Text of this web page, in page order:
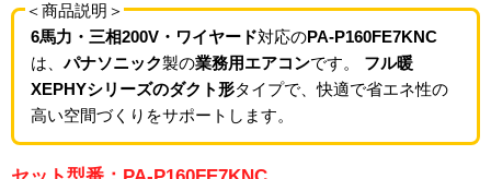
＜商品説明＞
6馬力・三相200V・ワイヤード対応のPA-P160FE7KNC
は、パナソニック製の業務用エアコンです。 フル暖
XEPHYシリーズのダクト形タイプで、快適で省エネ性の
高い空間づくりをサポートします。